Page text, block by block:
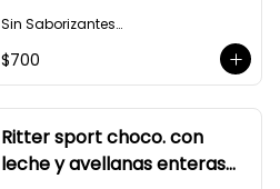
Sin Saborizantes
Bajo en Colesterol
$700
Ritter sport choco. con
leche y avellanas enteras